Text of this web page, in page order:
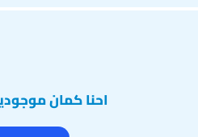
احنا كمان